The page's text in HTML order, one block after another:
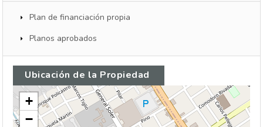
Plan de financiación propia
Planos aprobados
Ubicación de la Propiedad
+
−